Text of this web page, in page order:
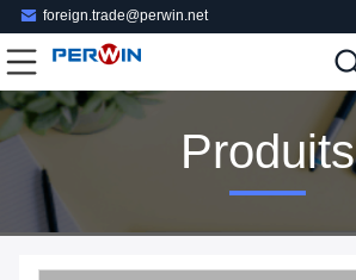
foreign.trade@perwin.net
Produits